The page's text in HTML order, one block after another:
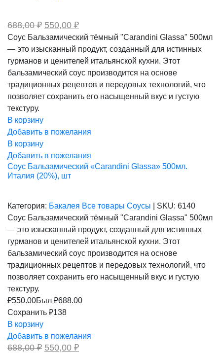
688,00₽ Первоначальная
составляла
688,00 ₽.
550,00 ₽Текущая
цена:
550,00 ₽.
Соус Бальзамический тёмный "Carandini Glassa" 500мл
— это изысканный продукт, созданный для истинных
гурманов и ценителей итальянской кухни. Этот
бальзамический соус производится на основе
традиционных рецептов и передовых технологий, что
позволяет сохранить его насыщенный вкус и густую
текстуру.
В корзину
Добавить в пожелания
В корзину
Добавить в пожелания
Соус Бальзамический «Carandini Glassa» 500мл.
Италия (20%), шт
Категория: Бакалея Все товары Соусы SKU: 6140
Соус Бальзамический тёмный "Carandini Glassa" 500мл
— это изысканный продукт, созданный для истинных
гурманов и ценителей итальянской кухни. Этот
бальзамический соус производится на основе
традиционных рецептов и передовых технологий, что
позволяет сохранить его насыщенный вкус и густую
текстуру.
₽550.00Был ₽688.00
Сохранить ₽138
В корзину
Добавить в пожелания
688,00₽ Первоначальная
550,00 ₽Текущая